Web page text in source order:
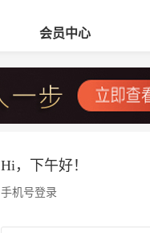
会员中心
Hi， 下午好！
手机号登录